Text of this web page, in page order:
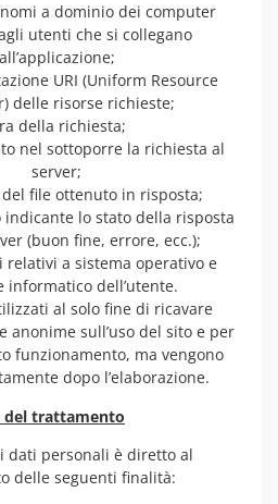
a dominio dei computer
utenti che si collegano
all’applicazione;
URI (Uniform Resource
delle risorse richieste;
della richiesta;
nel sottoporre la richiesta al
server;
file ottenuto in risposta;
indicante lo stato della risposta
(buon fine, errore, ecc.);
a sistema operativo e
informatico dell’utente.
al solo fine di ricavare
anonime sull’uso del sito e per
funzionamento, ma vengono
dopo l’elaborazione.
del trattamento
dati personali è diretto al
delle seguenti finalità: